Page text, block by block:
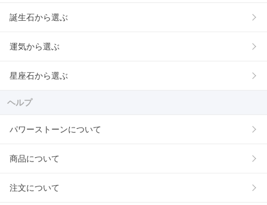
誕生石から選ぶ
運気から選ぶ
星座石から選ぶ
ヘルプ
パワーストーンについて
商品について
注文について